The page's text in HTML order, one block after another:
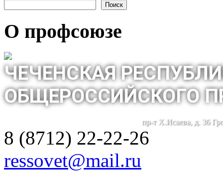
Поиск
О профсоюзе
ЧЕЧЕНСКАЯ
ОБЩЕРОССИЙСКОГО
пр-т Х.Исаева, д. 36
8 (8712) 22-22-26
ressovet@mail.ru